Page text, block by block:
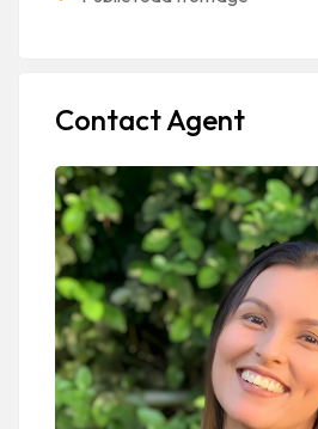
Contact Agent